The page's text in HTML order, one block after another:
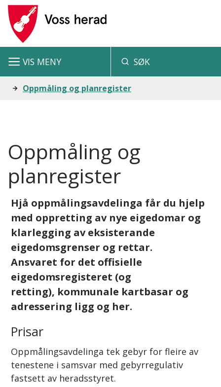
V
s
h
a
d
SØK
VIS MENY
Du Oppmåling og planregister
Oppmåling og
planregister
Hjå oppmålingsavdelinga får du hjelp
med oppretting av nye eigedomar og
klarlegging av eksisterande
eigedomsgrenser og rettar.
Ansvaret for det offisielle
eigedomsregisteret (og
retting), kommunale kartbasar og
adressering ligg og her.
Prisar
Oppmålingsavdelinga tek gebyr for fleire av
tenestene i samsvar med gebyrregulativ
fastsett av heradsstyret.